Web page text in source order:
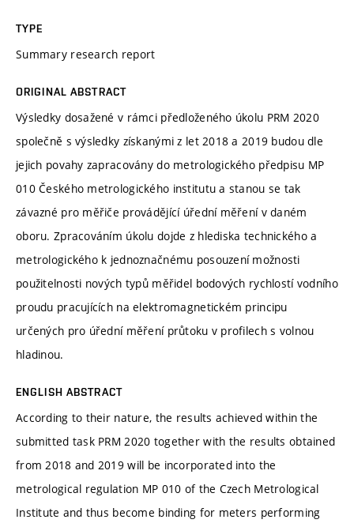
TYPE
Summary research report
ORIGINAL ABSTRACT
Výsledky dosažené v rámci předloženého úkolu PRM 2020
společně s výsledky získanými z let 2018 a 2019 budou dle
jejich povahy zapracovány do metrologického předpisu MP
010 Českého metrologického institutu a stanou se tak
závazné pro měřiče provádějící úřední měření v daném
oboru. Zpracováním úkolu dojde z hlediska technického a
metrologického k jednoznačnému posouzení možnosti
použitelnosti nových typů měřidel bodových rychlostí vodního
proudu pracujících na elektromagnetickém principu
určených pro úřední měření průtoku v profilech s volnou
hladinou.
ENGLISH ABSTRACT
According to their nature, the results achieved within the
submitted task PRM 2020 together with the results obtained
from 2018 and 2019 will be incorporated into the
metrological regulation MP 010 of the Czech Metrological
Institute and thus become binding for meters performing